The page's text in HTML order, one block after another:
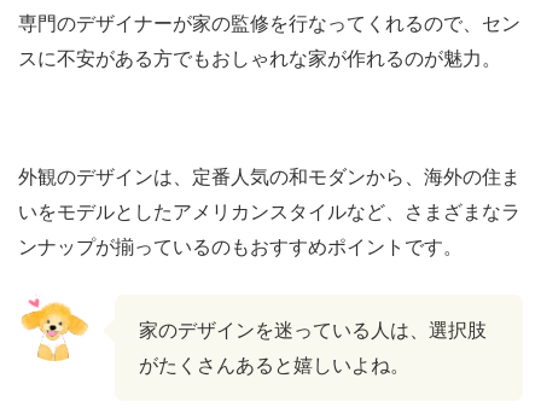
専門のデザイナーが家の監修を行なってくれるので、セン
スに不安がある方でもおしゃれな家が作れるのが魅力。
外観のデザインは、定番人気の和モダンから、海外の住ま
いをモデルとしたアメリカンスタイルなど、さまざまなラ
ンナップが揃っているのもおすすめポイントです。
家のデザインを迷っている人は、選択肢
がたくさんあると嬉しいよね。